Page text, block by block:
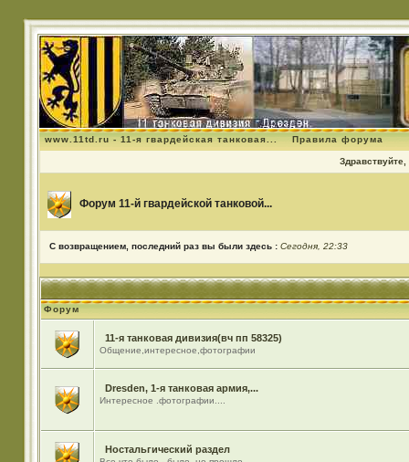
www.11td.ru - 11-я гвардейская танковая... Правила форума
Здравствуйте,
Форум 11-й гвардейской танковой...
С возвращением, последний раз вы были здесь : Сегодня, 22:33
Форум
11-я танковая дивизия(вч пп 58325)
Общение,интересное,фотографии
Dresden, 1-я танковая армия,...
Интересное .фотографии....
Ностальгический раздел